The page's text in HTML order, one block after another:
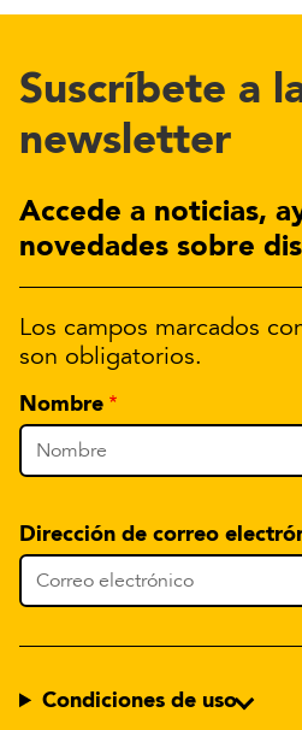
Suscríbete a
newsletter
Accede a noticias,
novedades sobre
Los campos marcados
son obligatorios.
Nombre
Dirección de correo
Condiciones de uso